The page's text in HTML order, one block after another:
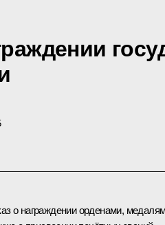
о награждении орденами,